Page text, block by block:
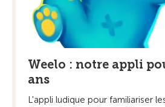
Weelo : notre appli
ans
L'appli ludique pour familiariser